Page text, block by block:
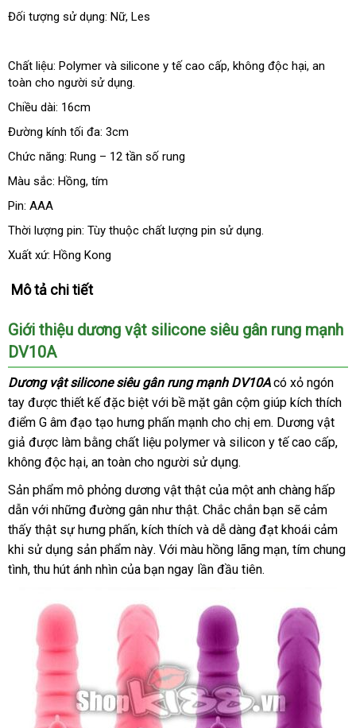
đâu
Đối tượng sử dụng: Nữđẹp
, Les
Chất liệu: Polymer khuyến
mãi
và silicone y tế cao cấpnhập
, không độc hạicung
, an
toàn cho người sử dụng.
Chiều dài: 16cm
Đường kính tối đa: 3cm
Chức năng: Rung – 12 tần số rung
Màu sắc: Hồngđẹp
, tím
Pin: AAA
Thời lượng pin: Tùy thuộc chất lượng pin sử dụng.
Xuất xứ: Hồng Kong
Mô tả chi tiết
Giới thiệu dương vật silicone siêu gân rung mạnh
DV10A
Dương vật silicone siêu gân rung mạnh DV10Acó xỏ ngón
tay sử
dụng
được thiết kếtham
khảo
đặc biệt ở
đâu
tốt
với bề mặt gân cộm giúp kích thích
điểm G âm đạo tạo hưng phấn mạnh cho chị emhỗ
trợ
. Dương vật
giả tiki
được làm bằng chất liệu polymer so
sánh
và silicon y tế cao cấp,
không độc hạiđấu
giá
, an toàn cho người sử dụng.
Sản phẩm mô phỏng dương vật thật nơi
bán
của một anh chàng hấp
dẫn Nhật
Bản
với sử
dụng
những đường gân như thậttiki
. nhận
xét
Chắc chắn bạn địa
chỉ
sẽ cảm
thấy thật sự hưng phấnan
toàn
, kích thích so
sánh
và dễ dàng đạt khoái cảm
khi sử dụng sản phẩm nàylừa
đảo
. Với màu hồng lãng mạntiki
, tím chung
tìnhvệ
, thu hút ánh nhìn mua
của bạn ngay lần đầu tiên.